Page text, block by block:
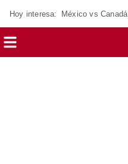
Hoy interesa: México vs Canadá